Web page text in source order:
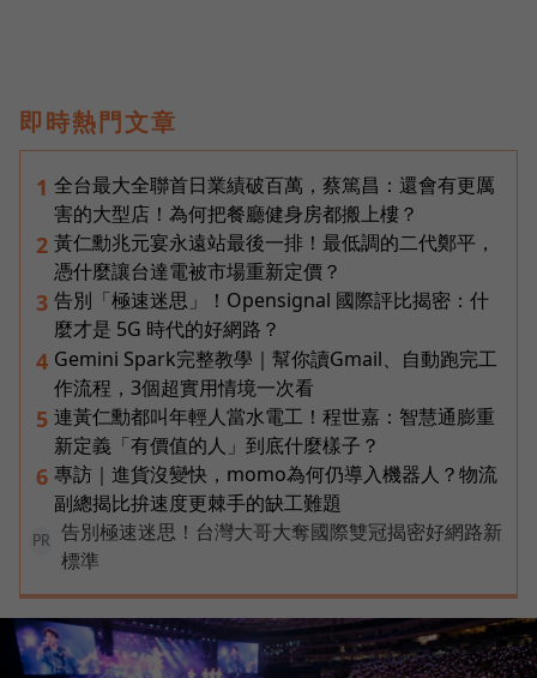
即時熱門文章
1 全台最大全聯首日業績破百萬，蔡篤昌：還會有更厲
害的大型店！為何把餐廳健身房都搬上樓？
2 黃仁勳兆元宴永遠站最後一排！最低調的二代鄭平，
憑什麼讓台達電被市場重新定價？
3 告別「極速迷思」！Opensignal 國際評比揭密：什
麼才是 5G 時代的好網路？
4 Gemini Spark完整教學｜幫你讀Gmail、自動跑完工
作流程，3個超實用情境一次看
5 連黃仁勳都叫年輕人當水電工！程世嘉：智慧通膨重
新定義「有價值的人」到底什麼樣子？
6 專訪｜進貨沒變快，momo為何仍導入機器人？物流
副總揭比拚速度更棘手的缺工難題
PR
告別極速迷思！台灣大哥大奪國際雙冠揭密好網路新
標準